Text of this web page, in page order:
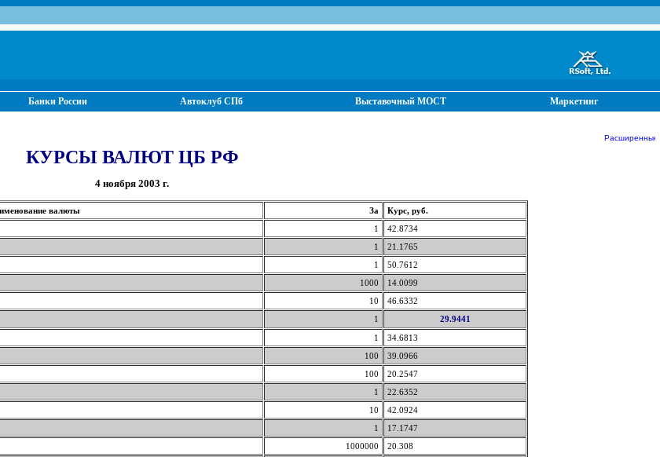
Банки России Автоклуб СПб Выставочный МОСТ Маркетинг
Расширенные
КУРСЫ ВАЛЮТ ЦБ РФ
4 ноября 2003 г.
валюты За
Курс, руб.
1
42.8734
1
21.1765
1
50.7612
1000
14.0099
10
46.6332
1
29.9441
1
34.6813
100
39.0966
100
20.2547
1
22.6352
10
42.0924
1
17.1747
1000000
20.308